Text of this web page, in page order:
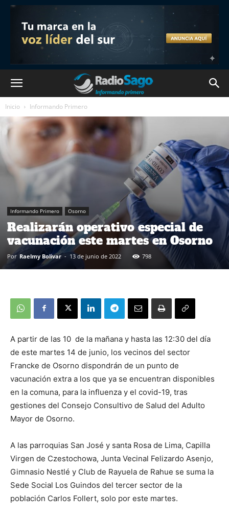
Inicio Informando Primero
Informando Primero Osorno
Realizarán operativo especial de
vacunación este martes en Osorno
Por Raelmy Bolivar - 13 de junio de 2022 798
A partir de las 10 de la mañana y hasta las 12:30 del día
de este martes 14 de junio, los vecinos del sector
Francke de Osorno dispondrán de un punto de
vacunación extra a los que ya se encuentran disponibles
en la comuna, para la influenza y el covid-19, tras
gestiones del Consejo Consultivo de Salud del Adulto
Mayor de Osorno.
A las parroquias San José y santa Rosa de Lima, Capilla
Virgen de Czestochowa, Junta Vecinal Felizardo Asenjo,
Gimnasio Nestlé y Club de Rayuela de Rahue se suma la
Sede Social Los Guindos del tercer sector de la
población Carlos Follert, solo por este martes.